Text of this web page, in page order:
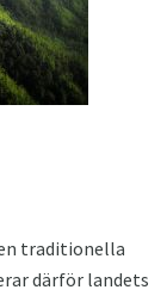
traditionella
därför landets